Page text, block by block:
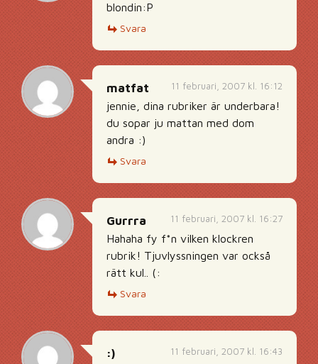
blondin:P
Svara
11 februari, 2007 kl. 16:12
matfat
jennie, dina rubriker är underbara!
du sopar ju mattan med dom
andra :)
Svara
11 februari, 2007 kl. 16:27
Gurrra
Hahaha fy f*n vilken klockren
rubrik! Tjuvlyssningen var också
rätt kul.. (:
Svara
11 februari, 2007 kl. 16:43
:)